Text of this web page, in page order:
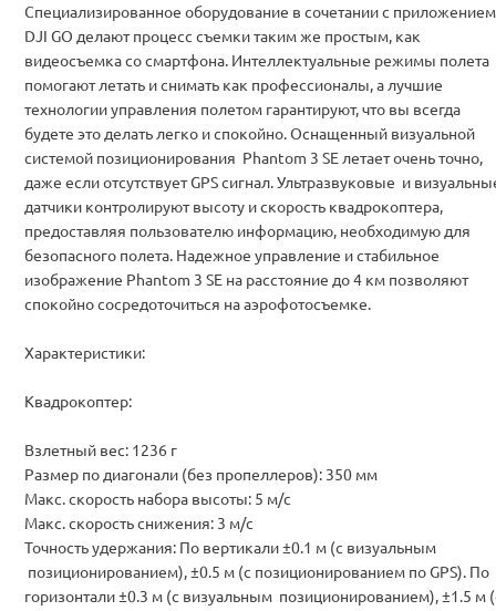
Специализированное оборудование в сочетании с приложением
DJI GO делают процесс съемки таким же простым, как
видеосъемка со смартфона. Интеллектуальные режимы полета
помогают летать и снимать как профессионалы, а лучшие
технологии управления полетом гарантируют, что вы всегда
будете это делать легко и спокойно. Оснащенный визуальной
системой позиционирования Phantom 3 SE летает очень точно,
даже если отсутствует GPS сигнал. Ультразвуковые и
датчики контролируют высоту и скорость квадрокоптера,
предоставляя пользователю информацию, необходимую для
безопасного полета. Надежное управление и стабильное
изображение Phantom 3 SE на расстояние до 4 км позволяют
спокойно сосредоточиться на аэрофотосъемке.
Характеристики:
Квадрокоптер:
Взлетный вес: 1236 г
Размер по диагонали (без пропеллеров): 350 мм
Макс. скорость набора высоты: 5 м/с
Макс. скорость снижения: 3 м/с
Точность удержания: По вертикали ±0.1 м (с визуальным
позиционированием), ±0.5 м (с позиционированием по GPS). По
горизонтали ±0.3 м (с визуальным позиционированием), ±1.5 м